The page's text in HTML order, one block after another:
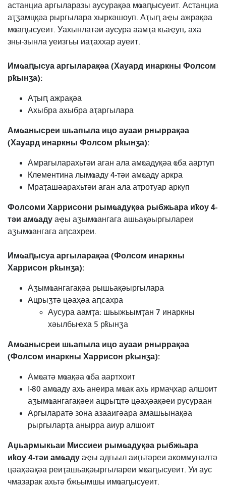
астанциа аргыларазы аусурақәа мҩаԥысуеит. Астанциа
аҭӡамцқәа рыргылара хыркәшоуп. Аҭыԥ аҿы ажрақәа
мҩаԥысуеит. Уахынлатәи аусура аамҭа кьаҿуп, аха
зны-зынла уеизгьы иаҭаххар ауеит.
Имҩаԥысуа аргыларақәа (Хауард инаркны Фолсом
рҟынӡа):
Аҭыԥ ажрақәа
Ахыбра ахыбра аҭаргылара
Амҩанысреи шьапыла ицо ауааи рныррақәа
(Хауард инаркны Фолсом рҟынӡа):
Амрагыларахьтәи аган ала амҩадуқәа ҩба аартуп
Клементина лымҩаду 4-тәи амҩаду аркра
Мраҭашәарахьтәи аган ала атротуар аркуп
Фолсоми Харрисони рымҩадуқәа рыбжьара иҟоу 4-
тәи амҩаду аҿы аӡымҩангага ашьақәыргылареи
аӡымҩангага аԥсахреи.
Имҩаԥысуа аргыларақәа (Фолсом инаркны
Харрисон рҟынӡа):
Аӡымҩангагақәа рышьақәыргылара
Ацрыӡтә цәаҳәа аԥсахра
Аусура аамҭа: шьыжьымҭан 7 инаркны
хәылбыҽха 5 рҟынӡа
Амҩанысреи шьапыла ицо ауааи рныррақәа
(Фолсом инаркны Харрисон рҟынӡа):
Амҩатә мҩақәа ҩба аартхоит
I-80 амҩаду ахь анеира мҩак ахь ирмаҷхар алшоит
аӡымҩангагақәеи ацрыҵтә цәаҳәақәеи русураан
Аргыларатә зона азааигәара амашьынақәа
рыргыларҭа анырра аиур алшоит
Аџьармыкьаи Миссиеи рымҩадуқәа рыбжьара
иҟоу 4-тәи амҩаду аҿы адгьыл аиӷьтәреи акоммуналтә
цәаҳәақәа реиҭашьақәыргылареи мҩаԥысуеит. Уи аус
чмазарак ахьтә бжьымшы имҩаԥысуеит.